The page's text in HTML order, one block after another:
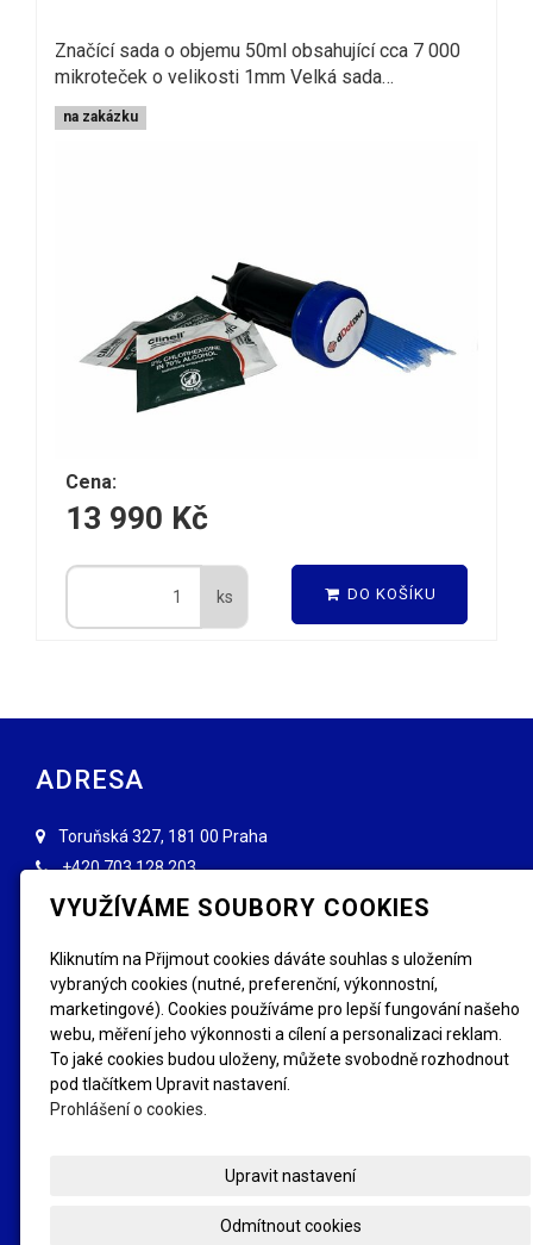
Značící sada o objemu 50ml obsahující cca 7 000
mikroteček o velikosti 1mm Velká sada…
na zakázku
Cena:
13 990 Kč
ks DO KOŠÍKU
ADRESA
Toruňská 327, 181 00 Praha
+420703 128 203
info@forenzniznaceni.cz
Obchodní podmínky
GDPR
FAQ - Nejčastější dotazy
Reklamace, výměna
Kde se letos značí
Fotogalerie
SLEDUJTE NÁS
VYUŽÍVÁME SOUBORY COOKIES
Kliknutím na Přijmout cookies dáváte souhlas s uložením
vybraných cookies (nutné, preferenční, výkonnostní,
marketingové). Cookies používáme pro lepší fungování našeho
webu, měření jeho výkonnosti a cílení a personalizaci reklam.
To jaké cookies budou uloženy, můžete svobodně rozhodnout
pod tlačítkem Upravit nastavení.
Prohlášení o cookies.
Upravit nastavení
Odmítnout cookies